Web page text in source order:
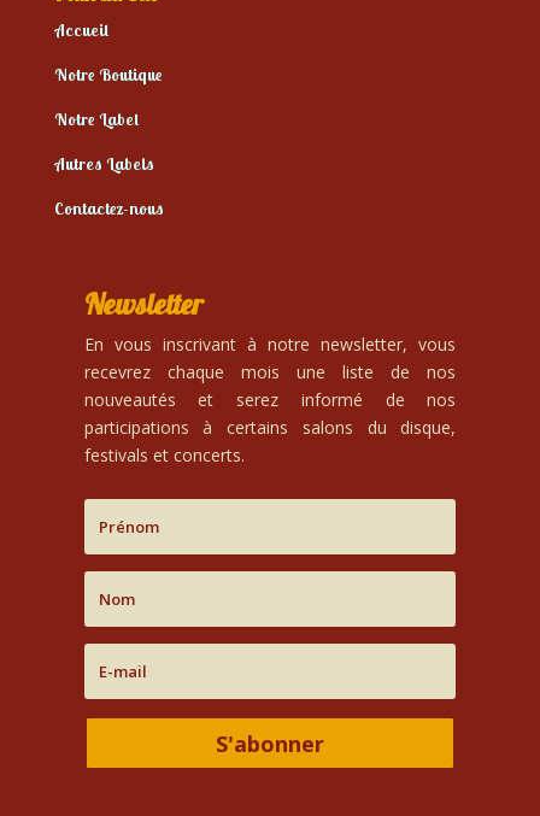
Accueil
Notre Boutique
Notre Label
Autres Labels
Contactez-nous
Newsletter
En vous inscrivant à notre newsletter, vous
recevrez chaque mois une liste de nos
nouveautés et serez informé de nos
participations à certains salons du disque,
festivals et concerts.
S'abonner